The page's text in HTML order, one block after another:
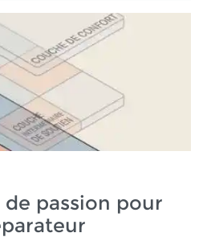
passion pour